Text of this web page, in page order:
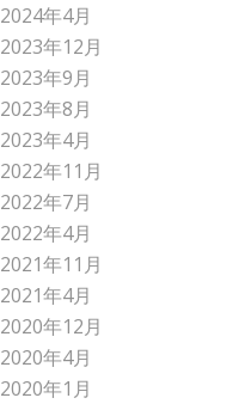
2024年4月
2023年12月
2023年9月
2023年8月
2023年4月
2022年11月
2022年7月
2022年4月
2021年11月
2021年4月
2020年12月
2020年4月
2020年1月